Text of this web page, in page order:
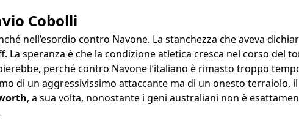
Cobolli
nell’esordio contro Navone. La stanchezza che aveva
La speranza è che la condizione atletica cresca nel corso del
perché contro Navone l’italiano è rimasto troppo
di un aggressivissimo attaccante ma di un onesto terraiolo,
, a sua volta, nonostante i geni australiani non è